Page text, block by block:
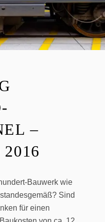
–
Bauwerk wie
Sind
für einen